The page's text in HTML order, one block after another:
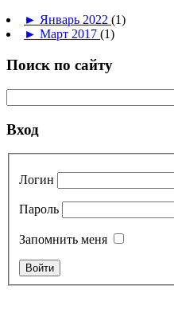
► Январь 2022 (1)
► Март 2017 (1)
Поиск по сайту
Вход
Логин
Пароль
Запомнить меня